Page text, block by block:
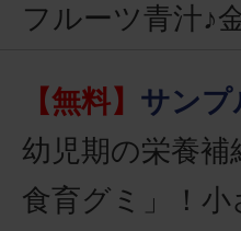
フルーツ青汁♪
【無料】 サンプ
幼児期の栄養
食育グミ」！